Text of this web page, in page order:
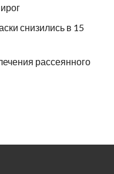
снизились в 15
рассеянного